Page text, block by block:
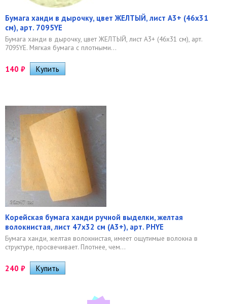
Бумага ханди в дырочку, цвет ЖЕЛТЫЙ, лист А3+ (46х31
см), арт. 7095YE
Бумага ханди в дырочку, цвет ЖЕЛТЫЙ, лист А3+ (46х31 см), арт.
7095YE. ​Мягкая бумага с плотными...
140 ₽
Корейская бумага ханди ручной выделки, желтая
волокнистая, лист 47х32 см (А3+), арт. PHYE
​Бумага ханди, желтая волокнистая, имеет ощутимые волокна в
структуре, просвечивает. Плотнее, чем...
240 ₽